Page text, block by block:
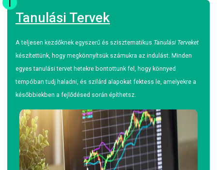
Tanulási Tervek
A teljesen kezdőknek egyszerű és szisztematikus Tanulási Terveket
készítettünk, hogy megkönnyítsük számukra az indulást. Minden
egyes tanulási tervet hetekre bontottunk fel, hogy könnyed
tempóban tudj haladni, és szilárd alapokat fektess le, amelyekre a
későbbiekben a fejlődésed során építhetsz.